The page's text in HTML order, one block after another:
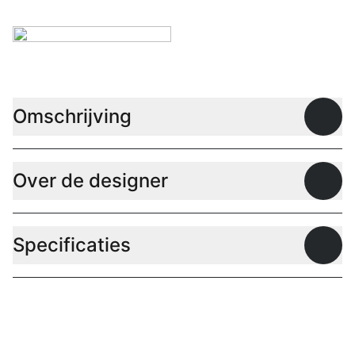
Omschrijving
Over de designer
Specificaties